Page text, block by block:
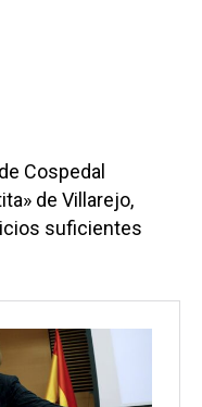
Cospedal
de Villarejo,
suficientes